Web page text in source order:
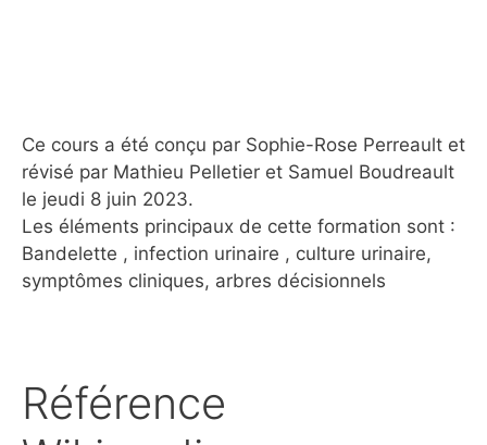
Ce cours a été conçu par Sophie-Rose Perreault et
révisé par Mathieu Pelletier et Samuel Boudreault
le jeudi 8 juin 2023.
Les éléments principaux de cette formation sont :
Bandelette , infection urinaire , culture urinaire,
symptômes cliniques, arbres décisionnels
Référence